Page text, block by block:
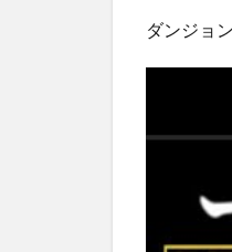
ダンジョ